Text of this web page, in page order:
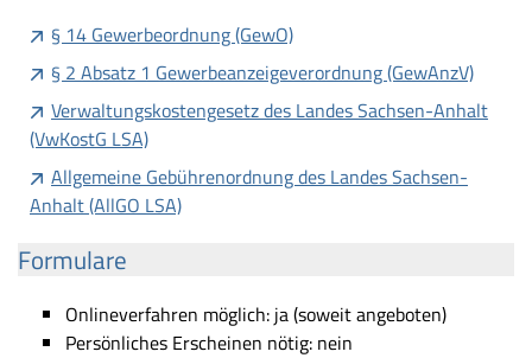
§ 14 Gewerbeordnung (GewO)
§ 2 Absatz 1 Gewerbeanzeigeverordnung (GewAnzV)
Verwaltungskostengesetz des Landes Sachsen-Anhalt
(VwKostG LSA)
Allgemeine Gebührenordnung des Landes Sachsen-
Anhalt (AllGO LSA)
Formulare
Onlineverfahren möglich: ja (soweit angeboten)
Persönliches Erscheinen nötig: nein